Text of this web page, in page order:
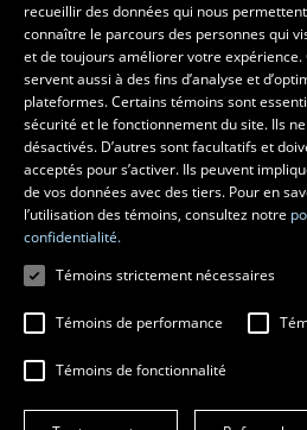
Faculté d’aménagement, d’architecture,
École d’art
École supérieure d’aménagement du
régional
École d’architecture
École de design
© 2026 Université Laval
recueillir des données qui nous
connaître le parcours des personnes qui
et de toujours améliorer votre expérience.
servent aussi à des fins d’analyse et
plateformes. Certains témoins sont
sécurité et le fonctionnement du site. Ils
désactivés. D’autres sont facultatifs et
acceptés pour s’activer. Ils peuvent
de vos données avec des tiers. Pour en
l’utilisation des témoins, consultez notre
confidentialité.
Témoins strictement nécessaires
Témoins de performance
Témoins de fonctionnalité